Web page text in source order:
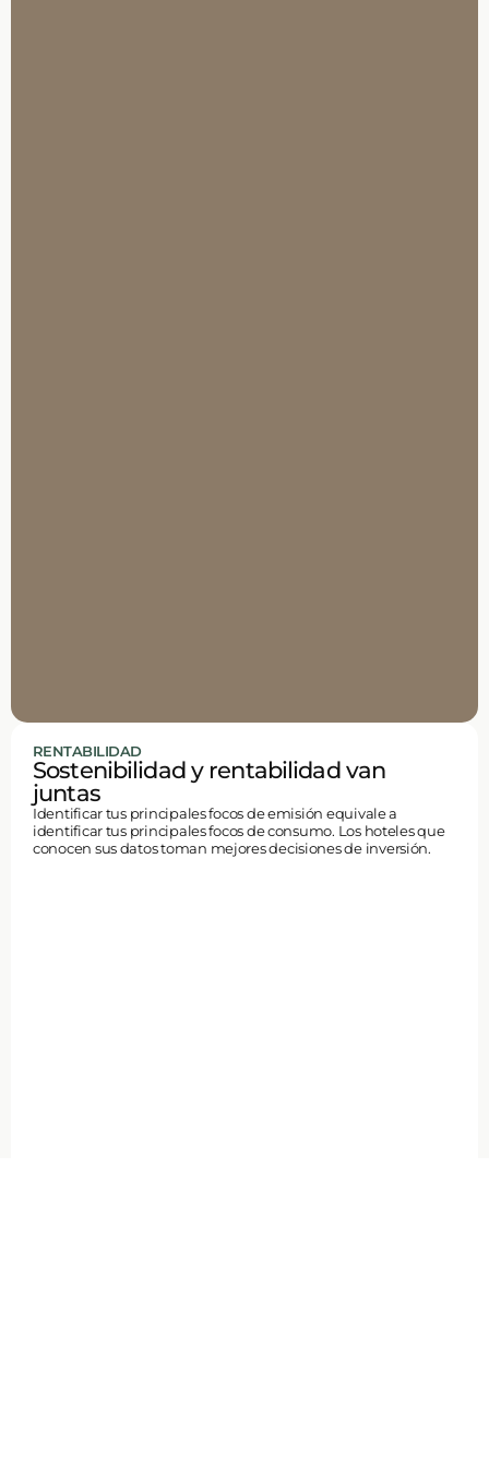
RENTABILIDAD
Sostenibilidad y rentabilidad van
juntas
Identificar tus principales focos de emisión equivale a
identificar tus principales focos de consumo. Los hoteles que
conocen sus datos toman mejores decisiones de inversión.